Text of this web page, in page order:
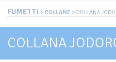
FUMETTI > COLLANE > COLLANA
COLLANA